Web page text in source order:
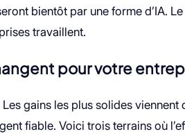
bientôt par une forme d’IA.
travaillent.
pour votre
gains les plus solides viennent
fiable. Voici trois terrains où